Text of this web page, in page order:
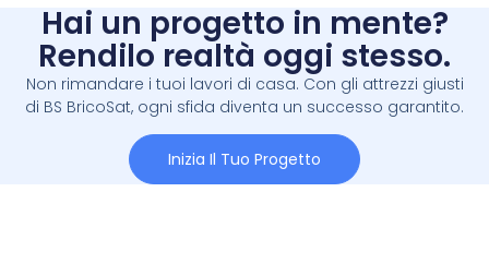
Hai un progetto in mente?
Rendilo realtà oggi stesso.
Non rimandare i tuoi lavori di casa. Con gli attrezzi giusti
di BS BricoSat, ogni sfida diventa un successo garantito.
Inizia Il Tuo Progetto